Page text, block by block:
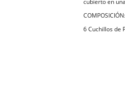
cubierto en
COMPOSICIÓN:
6 Cuchillos de